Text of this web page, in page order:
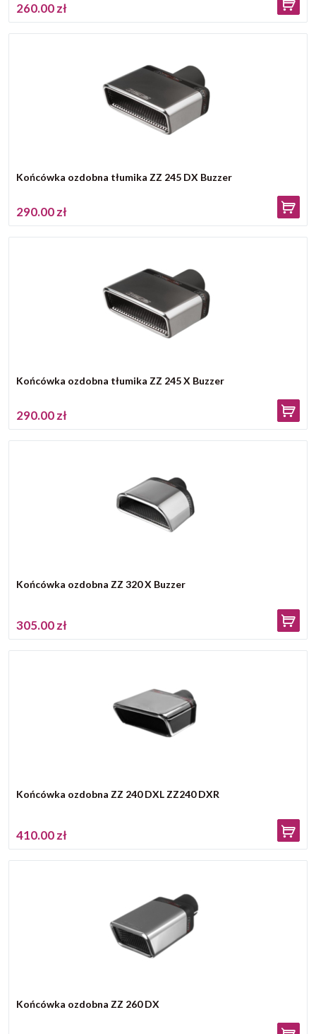
260.00 zł
Końcówka ozdobna tłumika ZZ 245 DX Buzzer
290.00 zł
Końcówka ozdobna tłumika ZZ 245 X Buzzer
290.00 zł
Końcówka ozdobna ZZ 320 X Buzzer
305.00 zł
Końcówka ozdobna ZZ 240 DXL ZZ240 DXR
410.00 zł
Końcówka ozdobna ZZ 260 DX